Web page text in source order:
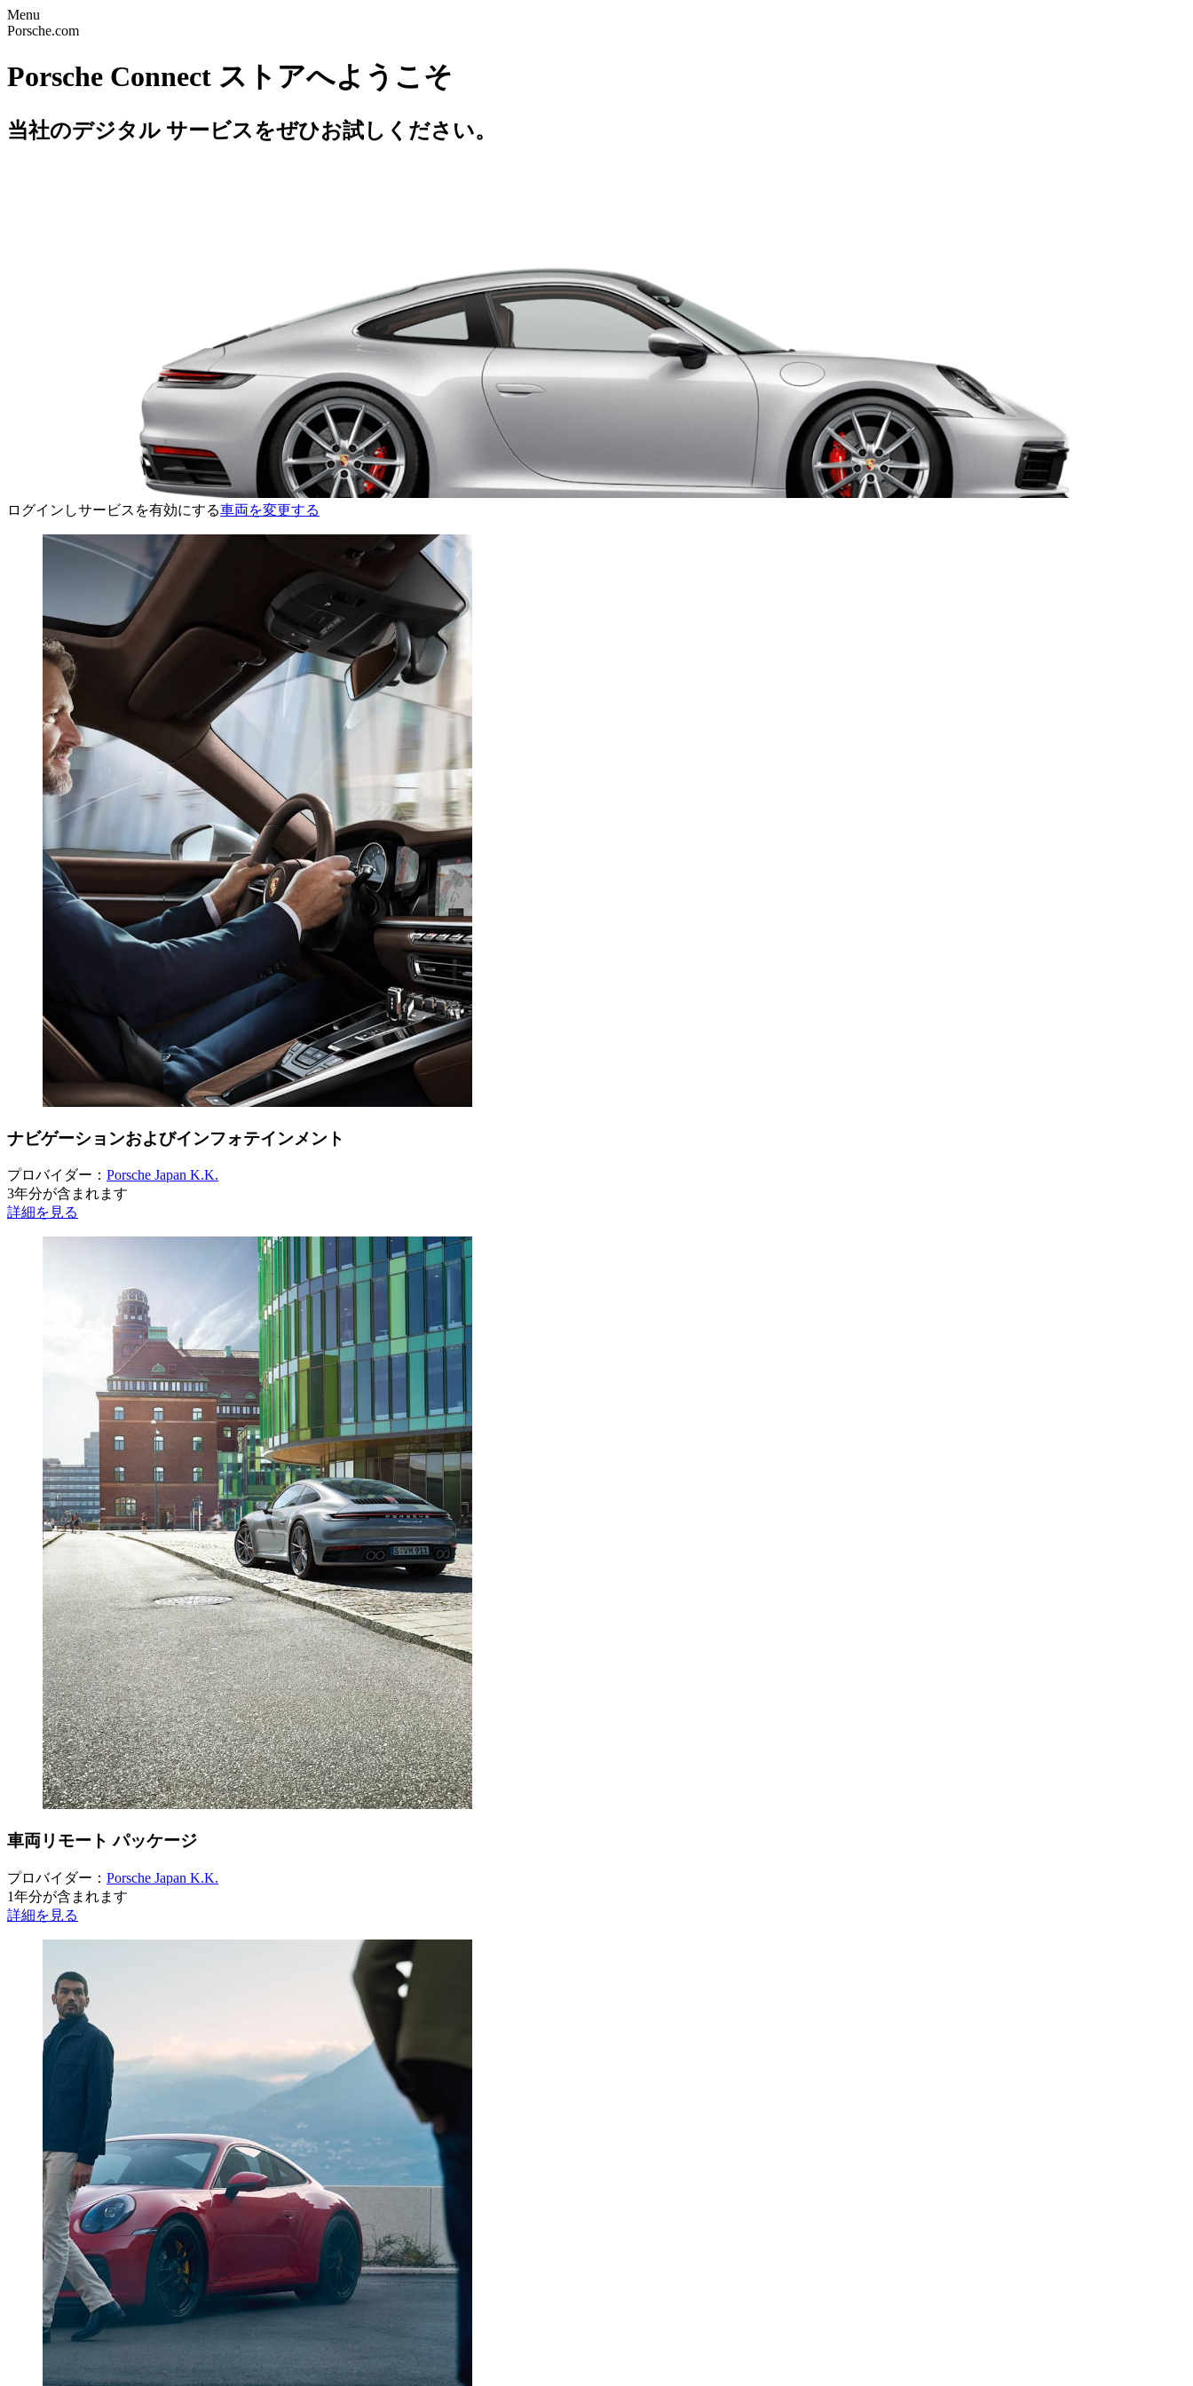
Menu
Porsche.com
Porsche Connect ストアへようこそ
当社のデジタル サービスをぜひお試しください。
ログインしサービスを有効にする車両を変更する
ナビゲーションおよびインフォテインメント
プロバイダー： Porsche Japan K.K.
3年分が含まれます
詳細を見る
車両リモート パッケージ
プロバイダー： Porsche Japan K.K.
1年分が含まれます
詳細を見る